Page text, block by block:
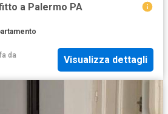
a Palermo PA
da
Visualizza dettagli